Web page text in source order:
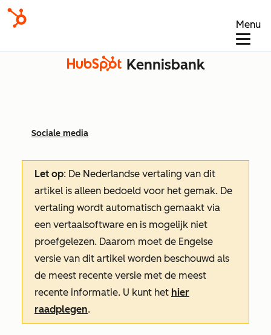
Menu
Kennisbank
Sociale media
Let op: De Nederlandse vertaling van dit
artikel is alleen bedoeld voor het gemak. De
vertaling wordt automatisch gemaakt via
een vertaalsoftware en is mogelijk niet
proefgelezen. Daarom moet de Engelse
versie van dit artikel worden beschouwd als
de meest recente versie met de meest
recente informatie. U kunt het hier
raadplegen.